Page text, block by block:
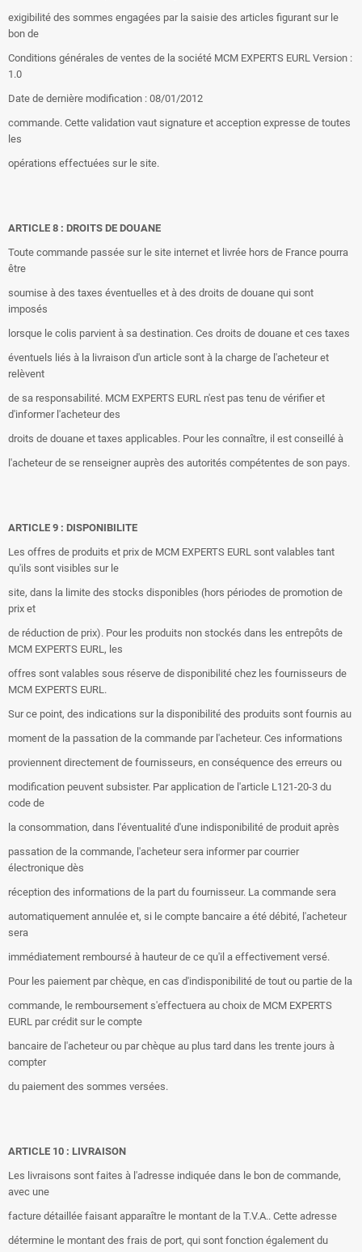
exigibilité des sommes engagées par la saisie des articles figurant sur le
bon de
Conditions générales de ventes de la société MCM EXPERTS EURL Version :
1.0
Date de dernière modification : 08/01/2012
commande. Cette validation vaut signature et acception expresse de toutes
les
opérations effectuées sur le site.
ARTICLE 8 : DROITS DE DOUANE
Toute commande passée sur le site internet et livrée hors de France pourra
être
soumise à des taxes éventuelles et à des droits de douane qui sont
imposés
lorsque le colis parvient à sa destination. Ces droits de douane et ces taxes
éventuels liés à la livraison d'un article sont à la charge de l'acheteur et
relèvent
de sa responsabilité. MCM EXPERTS EURL n'est pas tenu de vérifier et
d'informer l'acheteur des
droits de douane et taxes applicables. Pour les connaître, il est conseillé à
l'acheteur de se renseigner auprès des autorités compétentes de son pays.
ARTICLE 9 : DISPONIBILITE
Les offres de produits et prix de MCM EXPERTS EURL sont valables tant
qu'ils sont visibles sur le
site, dans la limite des stocks disponibles (hors périodes de promotion de
prix et
de réduction de prix). Pour les produits non stockés dans les entrepôts de
MCM EXPERTS EURL, les
offres sont valables sous réserve de disponibilité chez les fournisseurs de
MCM EXPERTS EURL.
Sur ce point, des indications sur la disponibilité des produits sont fournis au
moment de la passation de la commande par l'acheteur. Ces informations
proviennent directement de fournisseurs, en conséquence des erreurs ou
modification peuvent subsister. Par application de l'article L121-20-3 du
code de
la consommation, dans l'éventualité d'une indisponibilité de produit après
passation de la commande, l'acheteur sera informer par courrier
électronique dès
réception des informations de la part du fournisseur. La commande sera
automatiquement annulée et, si le compte bancaire a été débité, l'acheteur
sera
immédiatement remboursé à hauteur de ce qu'il a effectivement versé.
Pour les paiement par chèque, en cas d'indisponibilité de tout ou partie de la
commande, le remboursement s'effectuera au choix de MCM EXPERTS
EURL par crédit sur le compte
bancaire de l'acheteur ou par chèque au plus tard dans les trente jours à
compter
du paiement des sommes versées.
ARTICLE 10 : LIVRAISON
Les livraisons sont faites à l'adresse indiquée dans le bon de commande,
avec une
facture détaillée faisant apparaître le montant de la T.V.A.. Cette adresse
détermine le montant des frais de port, qui sont fonction également du